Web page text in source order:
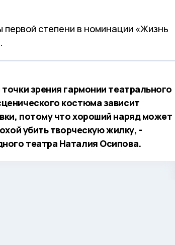
степени в номинации «Жизнь
зрения гармонии театрального
костюма зависит
потому что хороший наряд может
убить творческую жилку, -
театра Наталия Осипова.